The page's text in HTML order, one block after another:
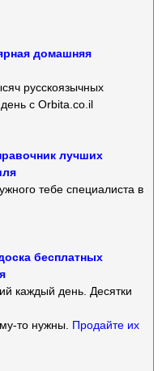
домашняя
русскоязычных
с Orbita.co.il
лучших
тебе специалиста в
бесплатных
каждый день. Десятки
то нужны. Продайте их